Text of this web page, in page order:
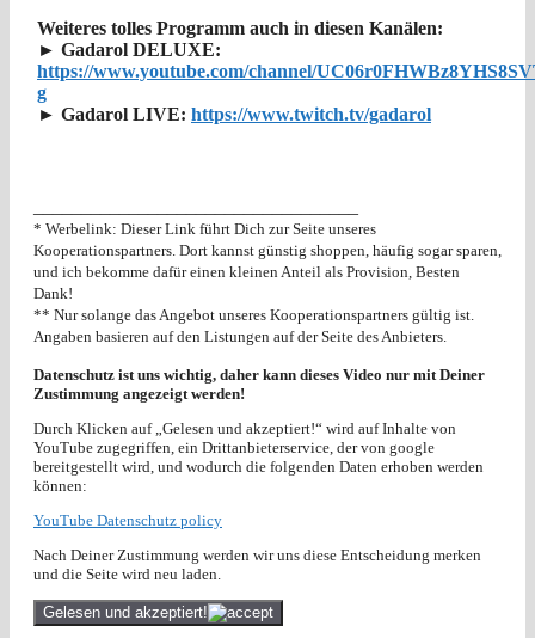
Weiteres tolles Programm auch in diesen Kanälen:
► Gadarol DELUXE:
https://www.youtube.com/channel/
g
► Gadarol LIVE: https://www.twitch.tv/gadarol
* Werbelink: Dieser Link führt Dich zur Seite unseres
Kooperationspartners. Dort kannst günstig shoppen, häufig sogar sparen,
und ich bekomme dafür einen kleinen Anteil als Provision, Besten
Dank!
** Nur solange das Angebot unseres Kooperationspartners gültig ist.
Angaben basieren auf den Listungen auf der Seite des Anbieters.
Datenschutz ist uns wichtig, daher kann dieses Video nur mit Deiner
Zustimmung angezeigt werden!
Durch Klicken auf „Gelesen und akzeptiert!“ wird auf Inhalte von
YouTube zugegriffen, ein Drittanbieterservice, der von google
bereitgestellt wird, und wodurch die folgenden Daten erhoben werden
können:
YouTube Datenschutz policy
Nach Deiner Zustimmung werden wir uns diese Entscheidung merken
und die Seite wird neu laden.
Gelesen und akzeptiert!